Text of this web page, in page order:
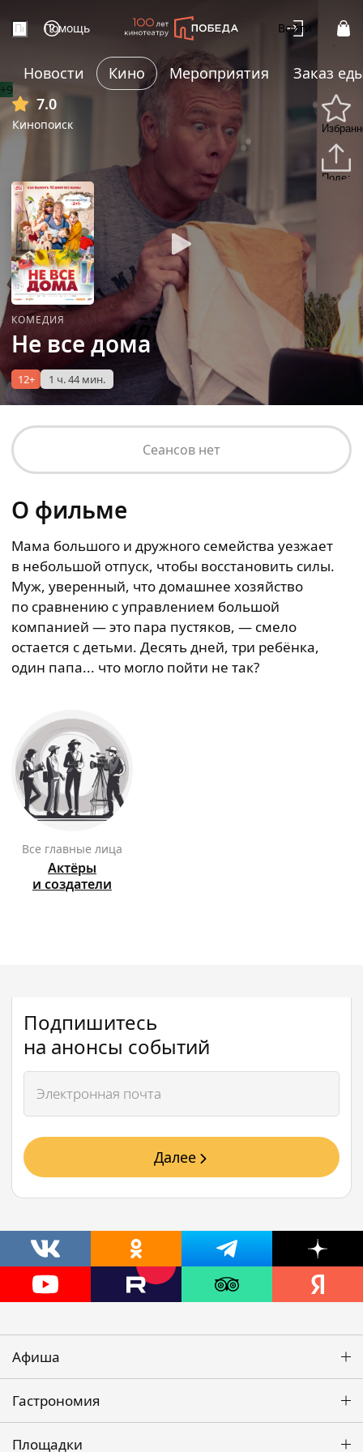
Помощь Войти
Новости Кино Мероприятия
Заказ
7.0
Кинопоиск
+9
КОМЕДИЯ
Не все дома
12+ 1 ч. 44 мин.
Сеансов нет
О фильме
Мама большого и дружного семейства уезжает
в небольшой отпуск, чтобы восстановить силы.
Муж, уверенный, что домашнее хозяйство
по сравнению с управлением большой
компанией — это пара пустяков, — смело
остается с детьми. Десять дней, три ребёнка,
один папа... что могло пойти не так?
Все главные лица
Актёры
и создатели
Подпишитесь
на анонсы событий
Далее
Афиша
Гастрономия
Площадки